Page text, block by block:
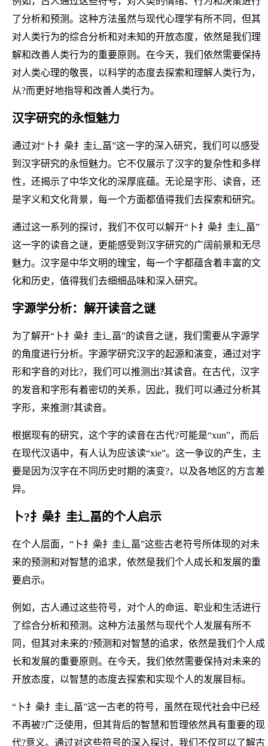
了分析和预测。这种方法虽然与现代心理学有所不同，但其
对人类行为的综合分析和对未知的开放态度，依然是我们理
解和改善人类行为的重要原则。在今天，我们依然需要保持
对人类心理的敬畏，以科学的态度去探索和理解人类行为，
从?而更好地指导和改善人类行为。
汉字研究的永恒魅力
通过对“卜扌喿扌圭辶畐”这一字的深入研究，我们可以感受
到汉字研究的永恒魅力。它不仅展示了汉字的复杂性和多样
性，还揭示了中华文化的深厚底蕴。无论是字形、读音，还
是字义和文化背景，每一个方面都值得我们去探索和研究。
通过这一系列的探讨，我们不仅可以解开“卜扌喿扌圭辶畐”
这一字的读音之谜，更能感受到汉字研究的广阔前景和无尽
魅力。汉字是中华文明的瑰宝，每一个字都蕴含着丰富的文
化和历史，值得我们去细细品味和深入研究。
字源学分析：解开读音之谜
为了解开“卜扌喿扌圭辶畐”的读音之谜，我们需要从字源学
的角度进行分析。字源学研究汉字的起源和演变，通过对字
形和字音的对比?，我们可以推测出?其读音。在古代，汉字
的发音和字形有着密切的关系，因此，我们可以通过分析其
字形，来推测?其读音。
根据现有的研究，这个字的读音在古代?可能是“xun”，而后
在现代汉语中，有人认为应该读“xie”。这一争议的产生，主
要是因为汉字在不同历史时期的演变?，以及各地区的方言差
异。
卜?扌喿扌圭辶畐的个人启示
在个人层面，“卜扌喿扌圭辶畐”这些古老符号所体现的对未
来的预测和对智慧的追求，依然是我们个人成长和发展的重
要启示。
例如，古人通过这些符号，对个人的命运、职业和生活进行
了综合分析和预测。这种方法虽然与现代个人发展有所不
同，但其对未来的?预测和对智慧的追求，依然是我们个人成
长和发展的重要原则。在今天，我们依然需要保持对未来的
开放态度，以智慧的态度去探索和实现个人的发展目标。
“卜扌喿扌圭辶畐”这一古老的符号，虽然在现代社会中已经
不再被?广泛使用，但其背后的智慧和哲理依然具有重要的现
代?意义。通过对这些符号的深入探讨，我们不仅可以了解古